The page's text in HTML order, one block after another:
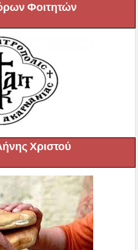
Φοιτητών
Χριστού